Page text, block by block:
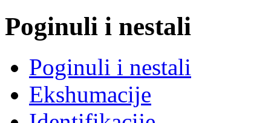
Poginuli i nestali
Poginuli i nestali
Ekshumacije